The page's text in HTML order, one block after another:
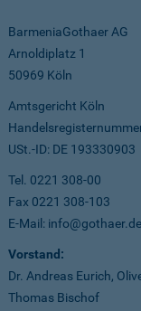
BarmeniaGothaer AG
Arnoldiplatz 1
50969 Köln
Amtsgericht Köln
USt.-ID: DE 193330903
Tel. 0221 308-00
Fax 0221 308-103
E-Mail: info@gothaer.de
Vorstand:
Dr. Andreas Eurich,
Thomas Bischof